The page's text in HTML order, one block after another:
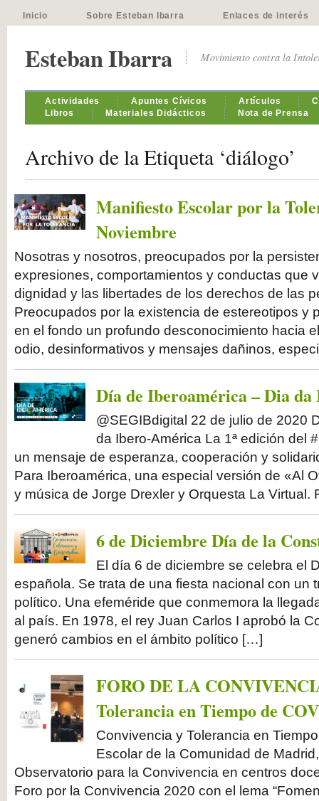
Inicio Sobre Esteban Ibarra Enlaces de interés
Esteban Ibarra Movimiento contra la
Actividades Apuntes Cívicos Artículos
Libros
Materiales Didácticos Nota de Prensa
Archivo de la Etiqueta ‘diálogo’
Manifiesto Escolar por la
Noviembre
Nosotras y nosotros, preocupados por la
expresiones, comportamientos y conductas que
dignidad y las libertades de los derechos de las
Preocupados por la existencia de estereotipos y
en el fondo un profundo desconocimiento hacia
odio, desinformativos y mensajes dañinos,
Día de Iberoamérica – Dia
@SEGIBdigital 22 de julio de 2020
da Ibero-América La 1ª edición del
un mensaje de esperanza, cooperación y
Para Iberoamérica, una especial versión de «Al
y música de Jorge Drexler y Orquesta La
6 de Diciembre Día de la
El día 6 de diciembre se celebra el
española. Se trata de una fiesta nacional con un
político. Una efeméride que conmemora la
al país. En 1978, el rey Juan Carlos I aprobó la
generó cambios en el ámbito político […]
FORO DE LA
Tolerancia en Tiempo de
Convivencia y Tolerancia en
Escolar de la Comunidad de
Observatorio para la Convivencia en centros
Foro por la Convivencia 2020 con el lema